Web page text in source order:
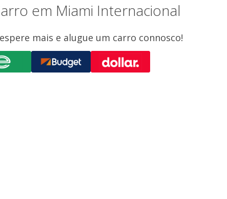
em Miami Internacional
mais e alugue um carro connosco!